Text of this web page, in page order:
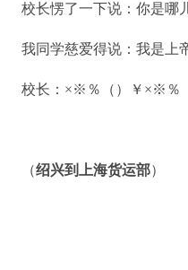
校长愣了一下说：你是哪
我同学慈爱得说：我是上
校长：×※％（）￥×※％
（绍兴到上海货运部）